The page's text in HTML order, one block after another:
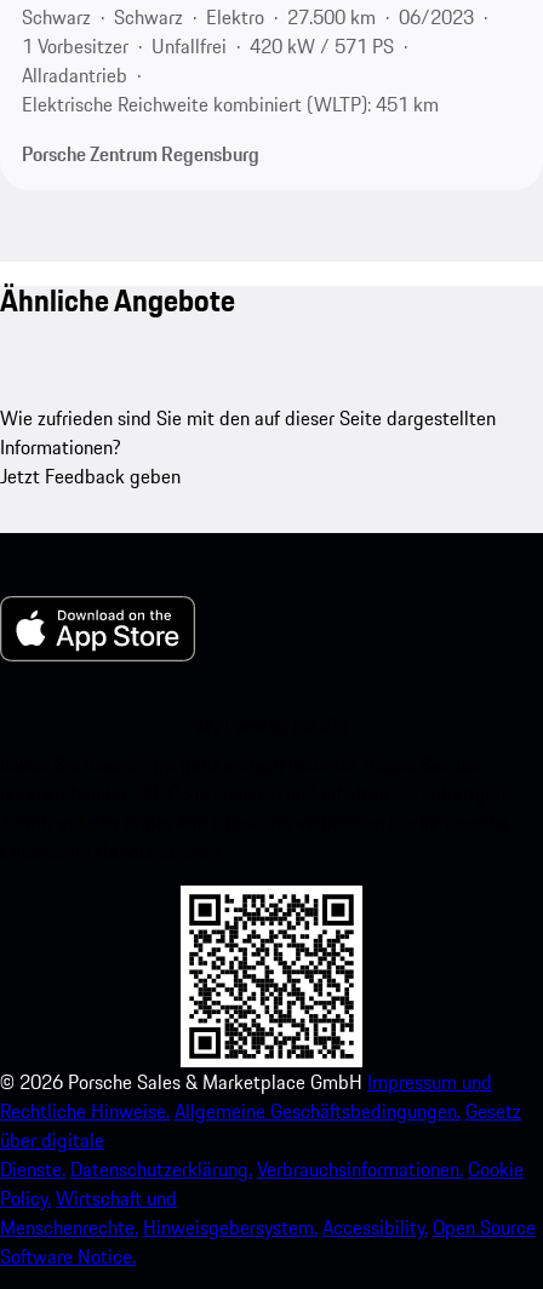
Schwarz
Schwarz Elektro 27.500 km
06/2023
1 Vorbesitzer
Unfallfrei
420 kW / 571 PS
Allradantrieb
Elektrische Reichweite kombiniert (WLTP): 451 km
Porsche Zentrum Regensburg
Ähnliche Angebote
Wie zufrieden sind Sie mit den auf dieser Seite dargestellten
Informationen?
Jetzt Feedback geben
© 2026 Porsche Sales & Marketplace GmbH Impressum und
Rechtliche Hinweise.Allgemeine Geschäftsbedingungen.Gesetz
über digitale
Dienste. Datenschutzerklärung.Verbrauchsinformationen.Cookie
Policy.Wirtschaft und
Menschenrechte. Hinweisgebersystem.Accessibility.Open Source
Software Notice.